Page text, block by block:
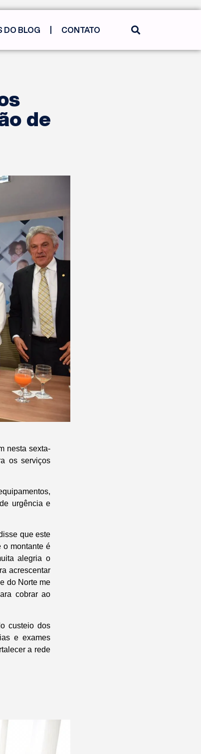
DO BLOG CONTATO
de
nesta sexta-
os serviços
urgência e
que este
o montante é
alegria o
acrescentar
do Norte me
cobrar ao
custeio dos
e exames
a rede